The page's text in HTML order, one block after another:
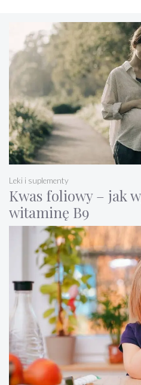
Kwas foliowy – jak
witaminę B9
Leki i suplementy